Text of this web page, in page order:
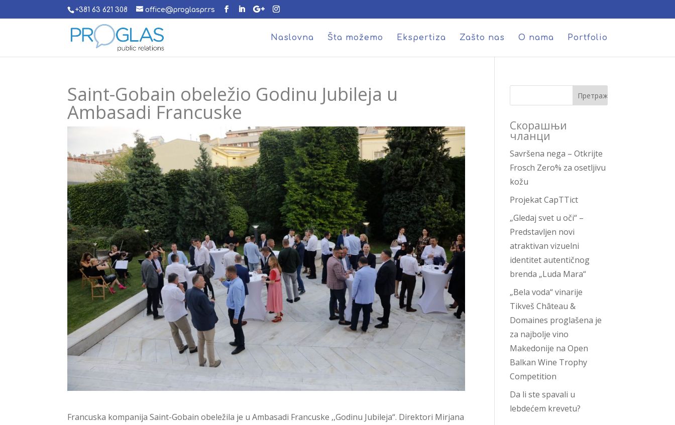
+381 63 621 308 office@proglaspr.rs
Naslovna Šta možemo Ekspertiza Zašto nas O nama Portfolio
Saint-Gobain obeležio Godinu Jubileja u
Ambasadi Francuske
Francuska kompanija Saint-Gobain obeležila je u Ambasadi Francuske ,,Godinu Jubileja“. Direktori Mirjana
Скорашњи
чланци
Savršena nega – Otkrijte
Frosch Zero% za osetljivu
kožu
Projekat CapTTict
„Gledaj svet u oči“ –
Predstavljen novi
atraktivan vizuelni
identitet autentičnog
brenda „Luda Mara“
„Bela voda“ vinarije
Tikveš Château &
Domaines proglašena je
za najbolje vino
Makedonije na Open
Balkan Wine Trophy
Competition
Da li ste spavali u
lebdećem krevetu?